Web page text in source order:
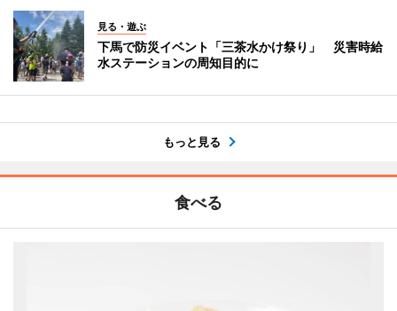
見る・遊ぶ
下馬で防災イベント「三茶水かけ祭り」 災害時給
水ステーションの周知目的に
もっと見る
食べる